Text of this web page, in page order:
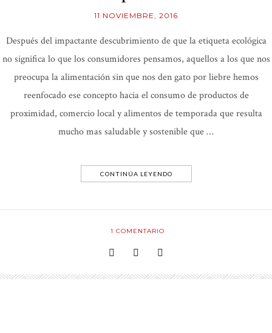
11 NOVIEMBRE, 2016
Después del impactante descubrimiento de que la etiqueta ecológica
no significa lo que los consumidores pensamos, aquellos a los que nos
preocupa la alimentación sin que nos den gato por liebre hemos
reenfocado ese concepto hacia el consumo de productos de
proximidad, comercio local y alimentos de temporada que resulta
mucho mas saludable y sostenible que …
CONTINÚA LEYENDO
1 COMENTARIO